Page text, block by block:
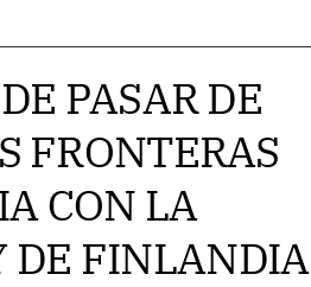
PASAR DE
FRONTERAS
CON LA
DE FINLANDIA